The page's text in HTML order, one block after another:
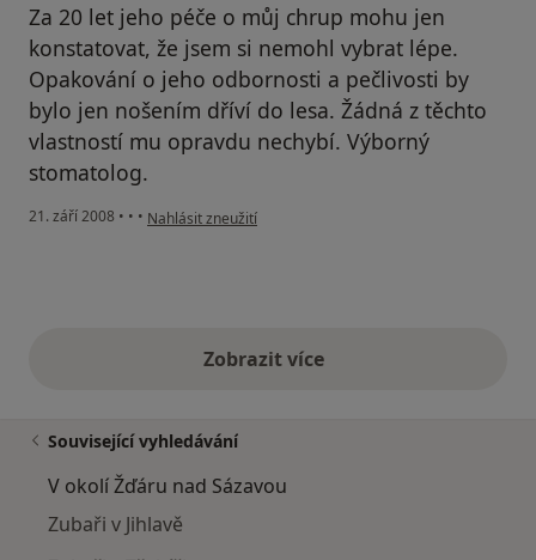
Za 20 let jeho péče o můj chrup mohu jen
konstatovat, že jsem si nemohl vybrat lépe.
Opakování o jeho odbornosti a pečlivosti by
bylo jen nošením dříví do lesa. Žádná z těchto
vlastností mu opravdu nechybí. Výborný
stomatolog.
21. září 2008 • • • podle názoru uživatele Váš účet byl odstraněn
Nahlásit zneužití
Zobrazit vícevýše uvedené názory
Související vyhledávání
V okolí Žďáru nad Sázavou
Zubaři v Jihlavě